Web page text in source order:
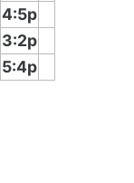
4:5p
3:2p
5:4p